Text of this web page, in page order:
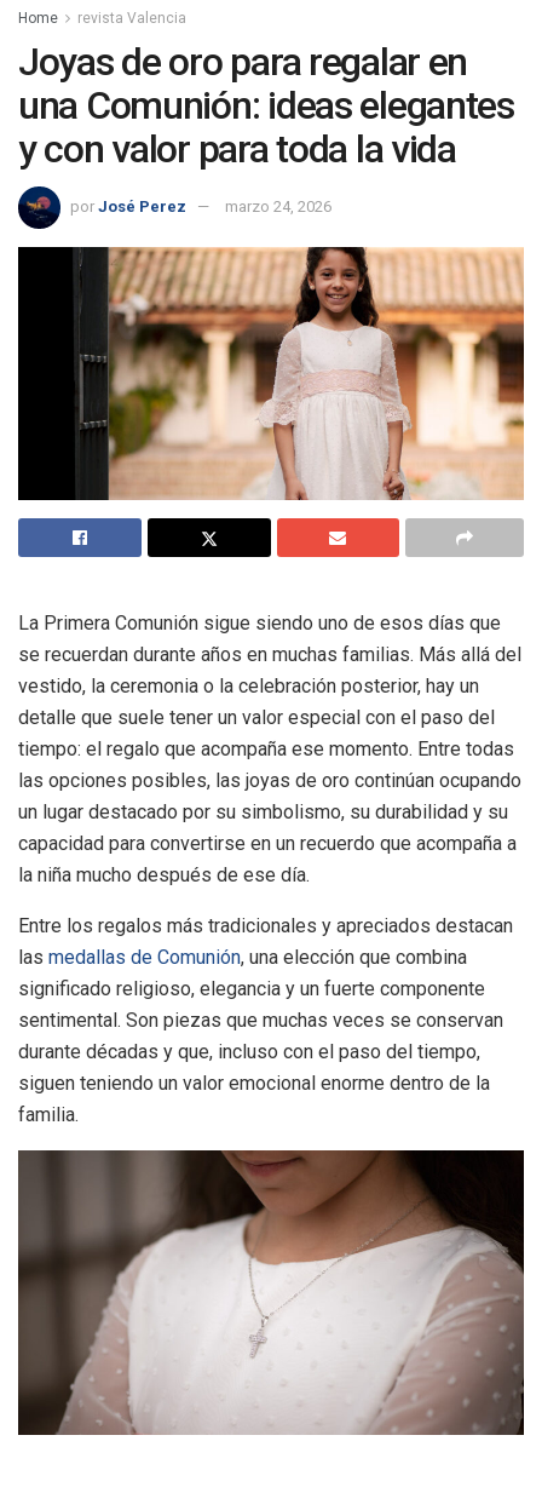
Home revista Valencia
Joyas de oro para regalar en
una Comunión: ideas elegantes
y con valor para toda la vida
por José Perez marzo 24, 2026
La Primera Comunión sigue siendo uno de esos días que
se recuerdan durante años en muchas familias. Más allá del
vestido, la ceremonia o la celebración posterior, hay un
detalle que suele tener un valor especial con el paso del
tiempo: el regalo que acompaña ese momento. Entre todas
las opciones posibles, las joyas de oro continúan ocupando
un lugar destacado por su simbolismo, su durabilidad y su
capacidad para convertirse en un recuerdo que acompaña a
la niña mucho después de ese día.
Entre los regalos más tradicionales y apreciados destacan
las medallas de Comunión, una elección que combina
significado religioso, elegancia y un fuerte componente
sentimental. Son piezas que muchas veces se conservan
durante décadas y que, incluso con el paso del tiempo,
siguen teniendo un valor emocional enorme dentro de la
familia.